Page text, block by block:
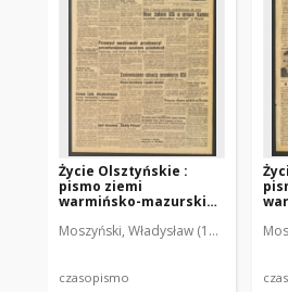
Życie Olsztyńskie :
pismo ziemi
warmińsko-mazurskiej,
Moszyński, Władysław (1922-2001).
czasopismo